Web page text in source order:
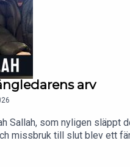
arv
Sallah, som nyligen släppt
missbruk till slut blev ett
avsnittet pratar de om
Och om vad som faktiskt